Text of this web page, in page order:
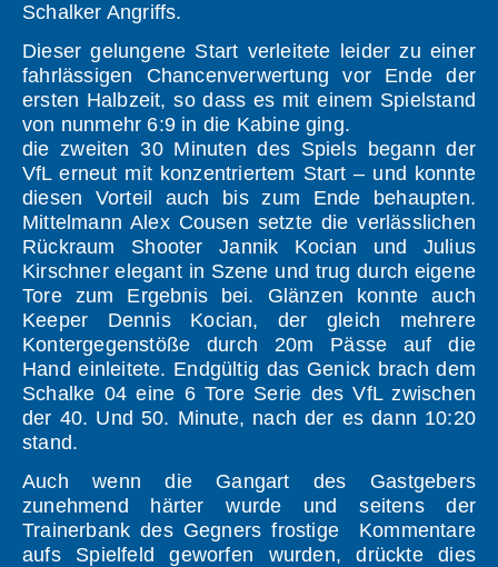
Schalker Angriffs.
Dieser gelungene Start verleitete leider zu einer
fahrlässigen Chancenverwertung vor Ende der
ersten Halbzeit, so dass es mit einem Spielstand
von nunmehr 6:9 in die Kabine ging.
die zweiten 30 Minuten des Spiels begann der
VfL erneut mit konzentriertem Start – und konnte
diesen Vorteil auch bis zum Ende behaupten.
Mittelmann Alex Cousen setzte die verlässlichen
Rückraum Shooter Jannik Kocian und Julius
Kirschner elegant in Szene und trug durch eigene
Tore zum Ergebnis bei. Glänzen konnte auch
Keeper Dennis Kocian, der gleich mehrere
Kontergegenstöße durch 20m Pässe auf die
Hand einleitete. Endgültig das Genick brach dem
Schalke 04 eine 6 Tore Serie des VfL zwischen
der 40. Und 50. Minute, nach der es dann 10:20
stand.
Auch wenn die Gangart des Gastgebers
zunehmend härter wurde und seitens der
Trainerbank des Gegners frostige Kommentare
aufs Spielfeld geworfen wurden, drückte dies